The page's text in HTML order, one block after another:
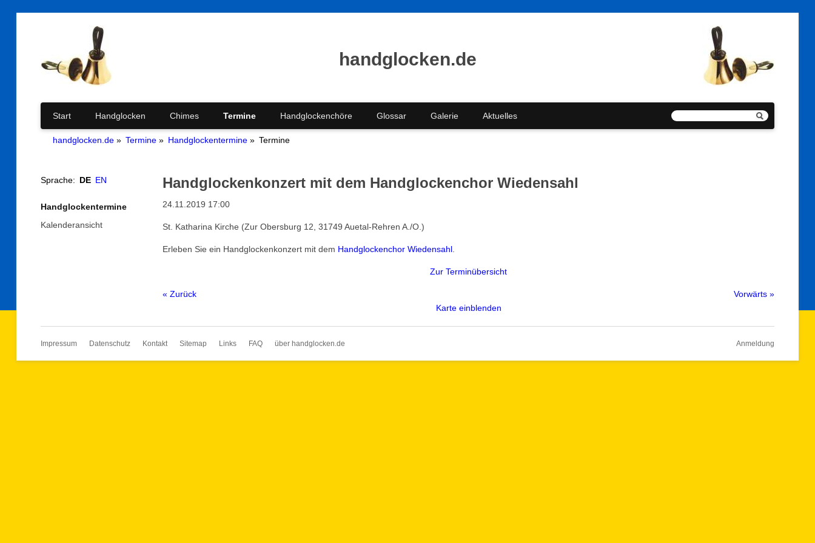
handglocken.de
Navigation
überspringen
Start Handglocken Chimes Termine Handglockenchöre Glossar Galerie Aktuelles
handglocken.de Termine Handglockentermine Termine
Handglockenkonzert mit dem Handglockenchor Wiedensahl
24.11.2019 17:00
St. Katharina Kirche (Zur Obersburg 12, 31749 Auetal-Rehren A./O.)
Erleben Sie ein Handglockenkonzert mit dem Handglockenchor Wiedensahl.
Zur Terminübersicht
« Zurück
Vorwärts »
Karte einblenden
Sprache: DE EN
Navigation
Handglockentermine
Kalenderansicht
Anmeldung
Navigation
Impressum Datenschutz Kontakt Sitemap Links FAQ über handglocken.de